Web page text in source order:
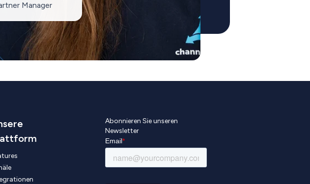
Manager
Abonnieren Sie unseren
Newsletter